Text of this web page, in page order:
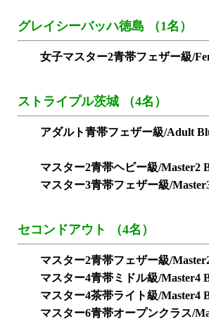
グレイシーバッハ徳島 （1名）
女子マスター2青帯フェザー級/
ストライプル茨城 （4名）
アダルト青帯フェザー級/Adult
マスター2青帯ヘビー級/Master2
マスター3青帯フェザー級/
セコンドアウト （4名）
マスター2青帯フェザー級/
マスター4青帯ミドル級/Master4
マスター4茶帯ライト級/Master4
マスター6青帯オープンクラス/